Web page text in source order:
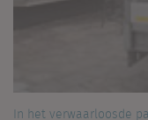
In het verwaarloosde